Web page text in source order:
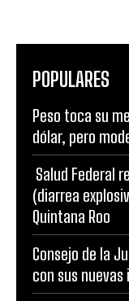
POPULARES
Peso toca su
dólar, pero
Salud Federal
(diarrea
Quintana Roo
Consejo de la
con sus